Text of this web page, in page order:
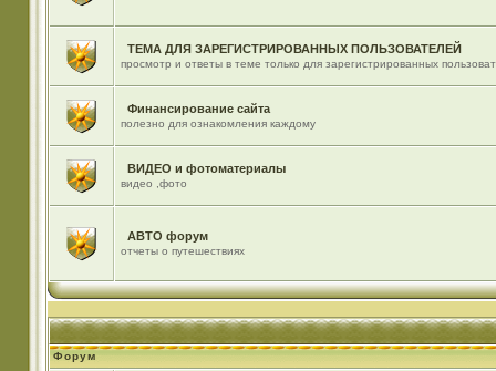
ТЕМА ДЛЯ ЗАРЕГИСТРИРОВАННЫХ ПОЛЬЗОВАТЕЛЕЙ
просмотр и ответы в теме только для зарегистрированных
Финансирование сайта
полезно для ознакомления каждому
ВИДЕО и фотоматериалы
видео ,фото
АВТО форум
отчеты о путешествиях
Форум